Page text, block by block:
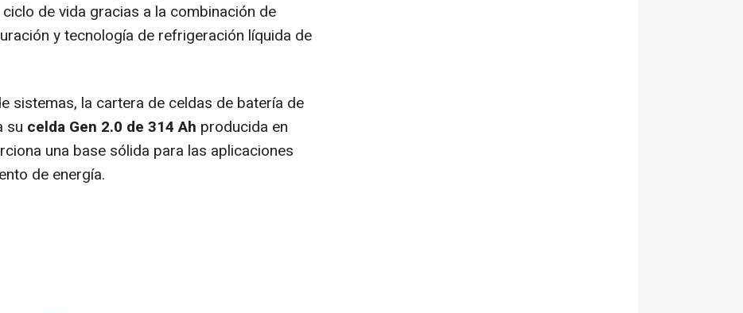
de vida gracias a la combinación de
y tecnología de refrigeración líquida de
sistemas, la cartera de celdas de batería de
su celda Gen 2.0 de 314 Ah producida en
una base sólida para las aplicaciones
de energía.